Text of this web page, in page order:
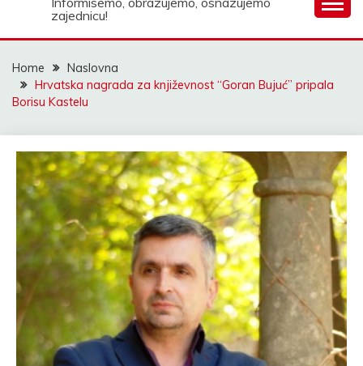
zajednicu!
Home
Naslovna
Hrvatska nagrada za književnost “Goran Bujuć” pripala
Borisu Kastelu